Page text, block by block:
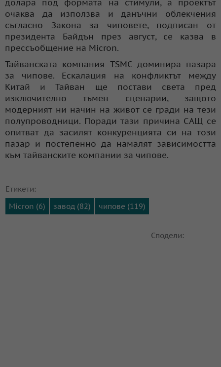
долара под формата на стимули, а проектът
очаква да използва и данъчни облекчения
съгласно Закона за чиповете, подписан от
президента Байдън през август, се казва в
прессъобщение на Micron.
Тайванската компания TSMC доминира пазара
за чипове. Ескалация на конфликтът между
Китай и Тайван ще постави света пред
изключително тъмен сценарии, защото
модерният ни начин на живот се гради на тези
полупроводници. Поради тази причина САЩ се
опитват да засилят конкуренцията си на този
пазар и постепенно да намалят зависимостта
към тайванските компании за чипове.
Етикети:
Micron (6)
завод (82) чипове (119)
Сподели: